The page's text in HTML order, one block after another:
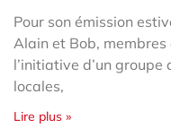
Pour son émission
Alain et Bob,
l’initiative d’un groupe
locales,
Lire plus »